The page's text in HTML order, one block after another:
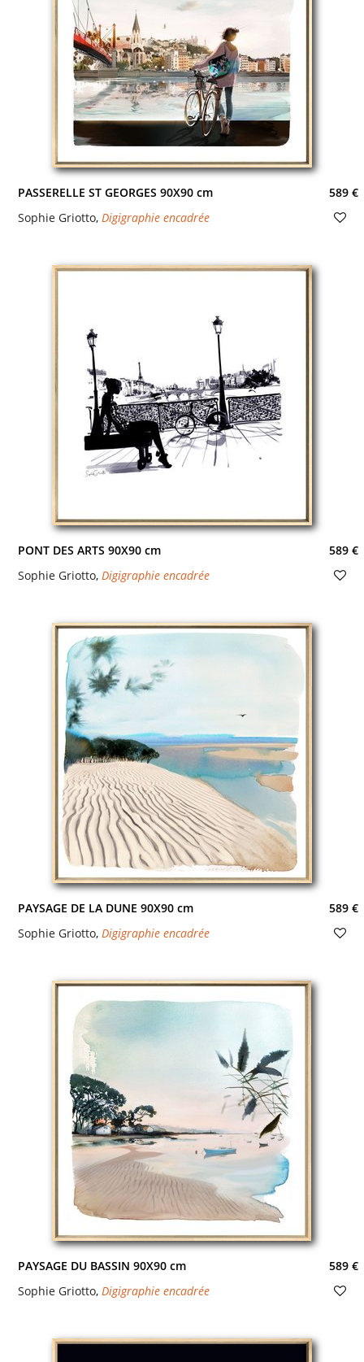
PASSERELLE ST GEORGES 90X90 cm
589 €
Sophie Griotto, Digigraphie encadrée
PONT DES ARTS 90X90 cm
589 €
Sophie Griotto, Digigraphie encadrée
PAYSAGE DE LA DUNE 90X90 cm
589 €
Sophie Griotto, Digigraphie encadrée
PAYSAGE DU BASSIN 90X90 cm
589 €
Sophie Griotto, Digigraphie encadrée